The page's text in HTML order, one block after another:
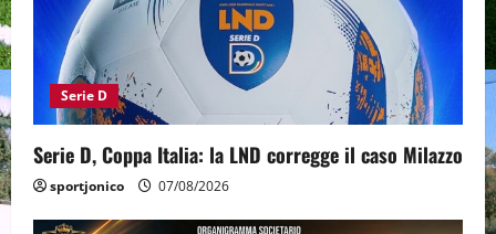
Serie D
Serie D, Coppa Italia: la LND corregge il caso Milazzo
sportjonico 07/08/2026